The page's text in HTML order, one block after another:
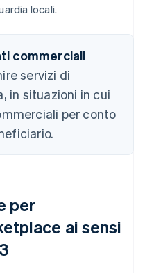
locali.
commerciali
servizi di
in situazioni in cui
per conto
per
ai sensi